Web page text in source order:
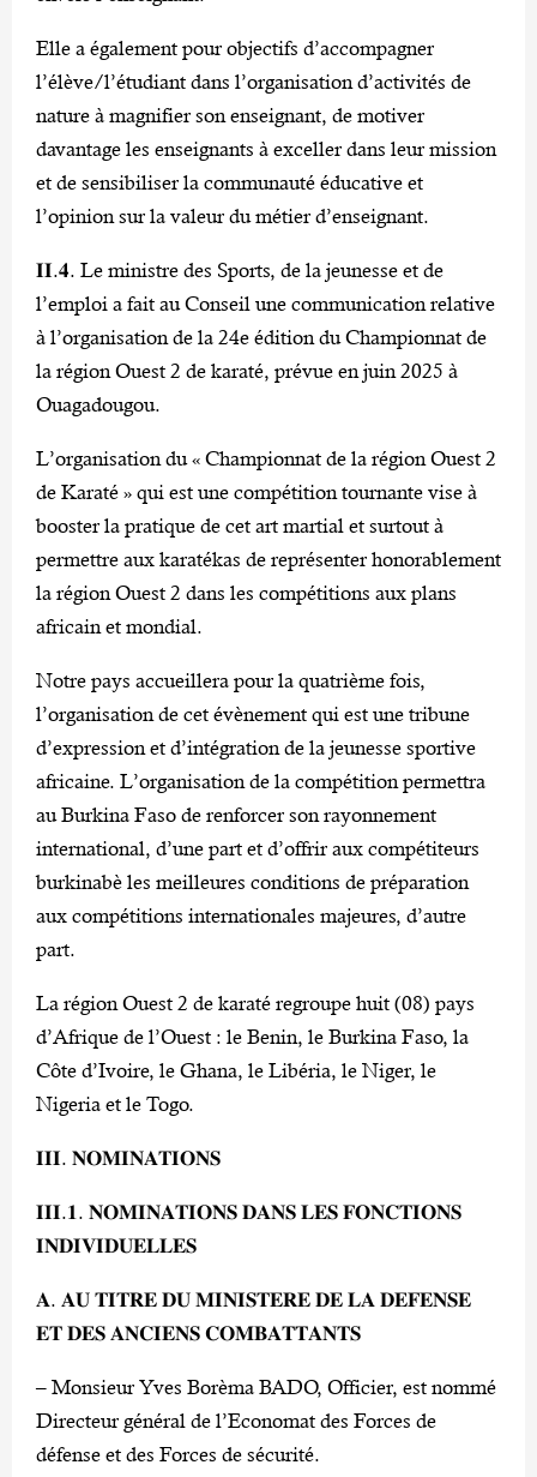
Elle a également pour objectifs d’accompagner
l’élève/l’étudiant dans l’organisation d’activités de
nature à magnifier son enseignant, de motiver
davantage les enseignants à exceller dans leur mission
et de sensibiliser la communauté éducative et
l’opinion sur la valeur du métier d’enseignant.
𝐈𝐈.𝟒. Le ministre des Sports, de la jeunesse et de
l’emploi a fait au Conseil une communication relative
à l’organisation de la 24e édition du Championnat de
la région Ouest 2 de karaté, prévue en juin 2025 à
Ouagadougou.
L’organisation du « Championnat de la région Ouest 2
de Karaté » qui est une compétition tournante vise à
booster la pratique de cet art martial et surtout à
permettre aux karatékas de représenter honorablement
la région Ouest 2 dans les compétitions aux plans
africain et mondial.
Notre pays accueillera pour la quatrième fois,
l’organisation de cet évènement qui est une tribune
d’expression et d’intégration de la jeunesse sportive
africaine. L’organisation de la compétition permettra
au Burkina Faso de renforcer son rayonnement
international, d’une part et d’offrir aux compétiteurs
burkinabè les meilleures conditions de préparation
aux compétitions internationales majeures, d’autre
part.
La région Ouest 2 de karaté regroupe huit (08) pays
d’Afrique de l’Ouest : le Benin, le Burkina Faso, la
Côte d’Ivoire, le Ghana, le Libéria, le Niger, le
Nigeria et le Togo.
𝐈𝐈𝐈. 𝐍𝐎𝐌𝐈𝐍𝐀𝐓𝐈𝐎𝐍𝐒
𝐈𝐈𝐈.𝟏. 𝐍𝐎𝐌𝐈𝐍𝐀𝐓𝐈𝐎𝐍𝐒 𝐃𝐀𝐍𝐒 𝐋𝐄𝐒 𝐅𝐎𝐍𝐂𝐓𝐈𝐎𝐍𝐒
𝐈𝐍𝐃𝐈𝐕𝐈𝐃𝐔𝐄𝐋𝐋𝐄𝐒
𝐀. 𝐀𝐔 𝐓𝐈𝐓𝐑𝐄 𝐃𝐔 𝐌𝐈𝐍𝐈𝐒𝐓𝐄𝐑𝐄 𝐃𝐄 𝐋𝐀 𝐃𝐄𝐅𝐄𝐍𝐒𝐄
𝐄𝐓 𝐃𝐄𝐒 𝐀𝐍𝐂𝐈𝐄𝐍𝐒 𝐂𝐎𝐌𝐁𝐀𝐓𝐓𝐀𝐍𝐓𝐒
– Monsieur Yves Borèma BADO, Officier, est nommé
Directeur général de l’Economat des Forces de
défense et des Forces de sécurité.